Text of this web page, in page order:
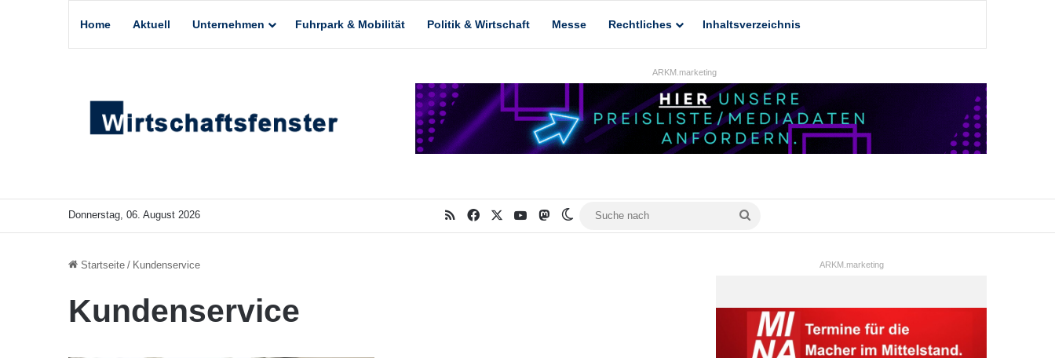
Home Aktuell Unternehmen Fuhrpark & Mobilität Politik & Wirtschaft Messe Rechtliches Inhaltsverzeichnis
ARKM.marketing
Donnerstag, 06. August 2026 RSS Facebook YouTubeMastodonSkin umschalten
Startseite / Kundenservice
Kundenservice
ARKM.marketing